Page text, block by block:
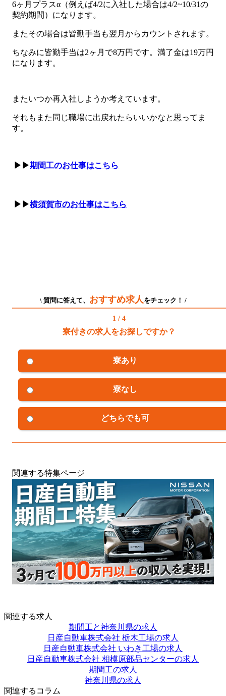
6ヶ月プラスα（例えば4/2に入社した場合は4/2~10/31の
契約期間）になります。
またその場合は皆勤手当も翌月からカウントされます。
ちなみに皆勤手当は2ヶ月で8万円です。満了金は19万円
になります。
またいつか再入社しようか考えています。
それもまた同じ職場に出戻れたらいいかなと思ってま
す。
▶▶期間工のお仕事はこちら
▶▶横須賀市のお仕事はこちら
\ 質問に答えて、 おすすめ求人 をチェック！ /
1 / 4
寮付きの求人をお探しですか？
寮あり
寮なし
どちらでも可
関連する特集ページ
関連する求人
期間工と神奈川県の求人
日産自動車株式会社 栃木工場の求人
日産自動車株式会社 いわき工場の求人
日産自動車株式会社 相模原部品センターの求人
期間工の求人
神奈川県の求人
関連するコラム